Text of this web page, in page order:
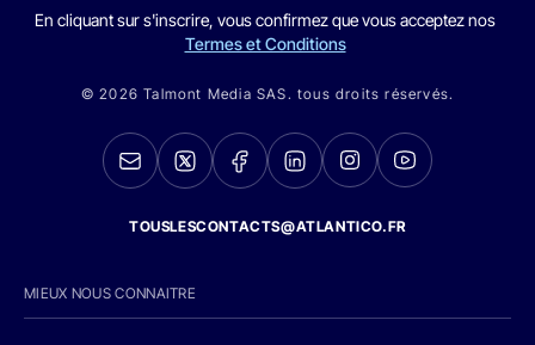
En cliquant sur s'inscrire, vous confirmez que vous acceptez nos
Termes et Conditions
© 2026 Talmont Media SAS. tous droits réservés.
TOUSLESCONTACTS@ATLANTICO.FR
MIEUX NOUS CONNAITRE